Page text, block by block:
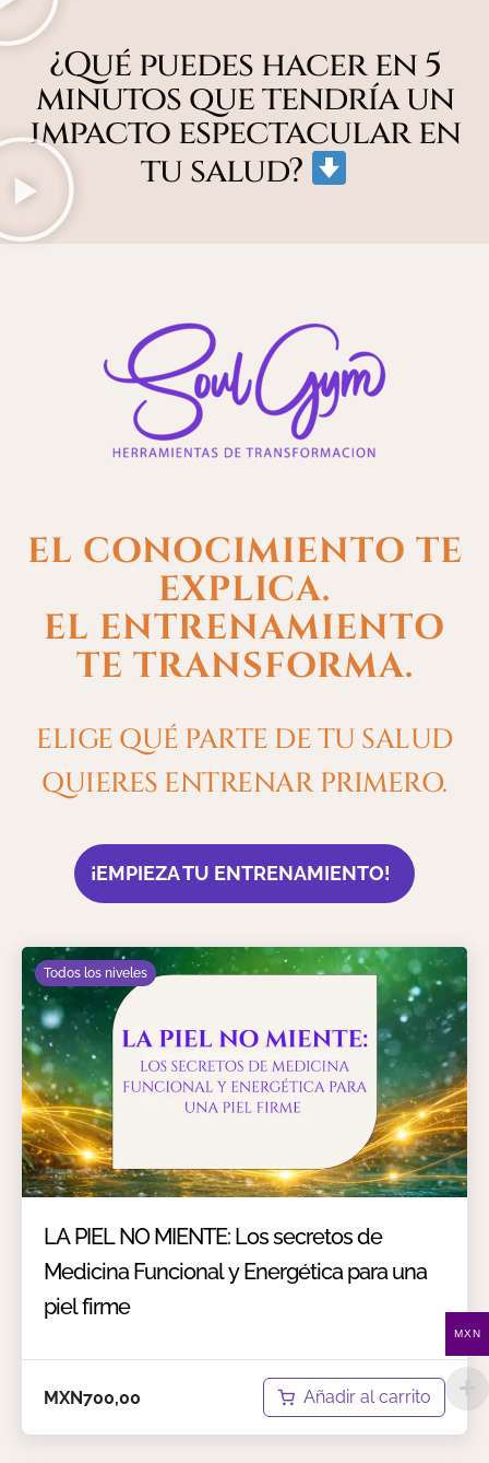
¿Qué puedes hacer en 5
minutos que tendría un
impacto espectacular en
tu salud?
EL CONOCIMIENTO TE
EXPLICA.
EL ENTRENAMIENTO
TE TRANSFORMA.
ELIGE QUÉ PARTE DE TU SALUD
QUIERES ENTRENAR PRIMERO.
¡EMPIEZA TU ENTRENAMIENTO!
Todos los niveles
LA PIEL NO MIENTE: Los secretos de
Medicina Funcional y Energética para una
piel firme
MXN700,00 Añadir al carrito
MXN